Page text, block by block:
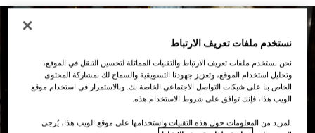
عرض جميع الإطلالات
نستخدم ملفات تعريف الارتباط
نحن نستخدم ملفات تعريف الارتباط والتقنيات المماثلة لتحسين التنقل في الموقع،
وتحليل استخدام الموقع، وتعزيز جهودنا التسويقية والسماح لك بمشاركة المحتوى
الخاص بنا على شبكات التواصل الاجتماعي الخاصة بك. وبالاستمرار في استخدام موقع
الويب هذا، فإنك توافق على شروط الاستخدام هذه.
.لمزيد من المعلومات حول هذه التقنيات واستخدامها على موقع الويب هذا، يُرجى